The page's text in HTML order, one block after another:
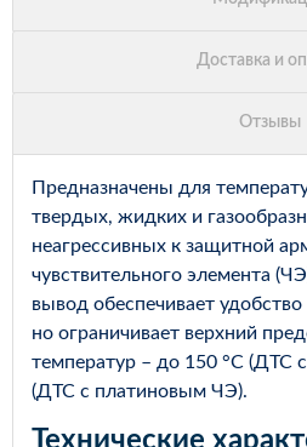
Предназначены для
твердых, жидких и
неагрессивных к защитной
чувствительного элемента
вывод обеспечивает
но ограничивает верхний
температур – до 150 °С (ДТС
(ДТС с платиновым ЧЭ).